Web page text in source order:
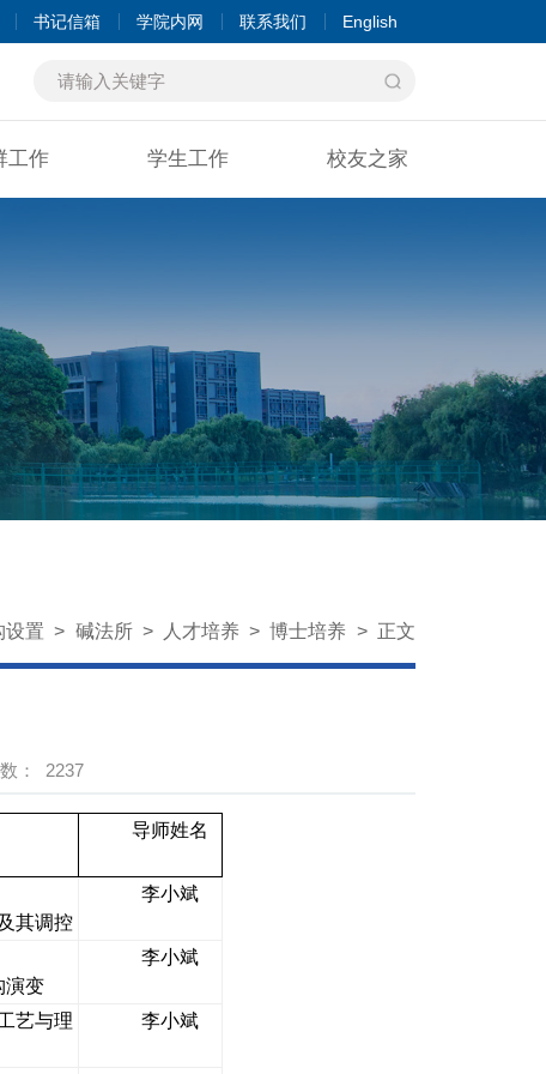
书记信箱 学院内网 联系我们 English
工作 学生工作 校友之家
设置 > 碱法所 > 人才培养 > 博士培养 > 正文
： 2237
导师姓名
其调控
李小斌
演变
李小斌
艺与理
李小斌